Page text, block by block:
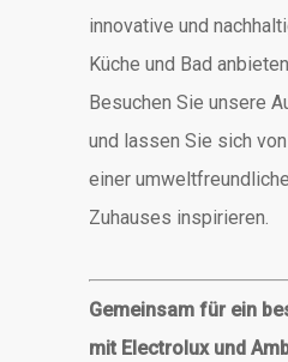
innovative und
Küche und Bad
Besuchen Sie unsere
und lassen Sie sich
einer
Zuhauses inspirieren.
Gemeinsam für ein
mit Electrolux und